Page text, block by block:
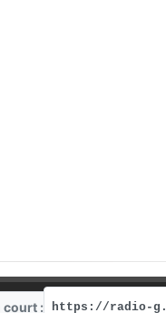
court :